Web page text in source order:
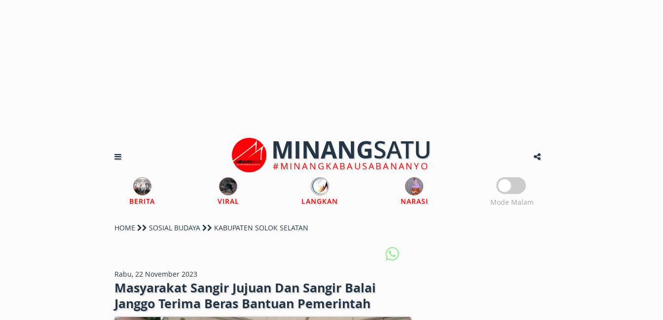
MINANGSATU
#MINANGKABAUSABANANYO
BERITA VIRAL LANGKAN NARASI Mode Malam
HOME SOSIAL BUDAYA KABUPATEN SOLOK SELATAN
Rabu, 22 November 2023
Masyarakat Sangir Jujuan Dan Sangir Balai
Janggo Terima Beras Bantuan Pemerintah